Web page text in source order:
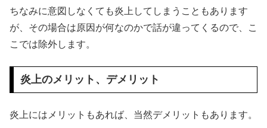
ちなみに意図しなくても炎上してしまうこともあります
が、その場合は原因が何なのかで話が違ってくるので、こ
こでは除外します。
炎上のメリット、デメリット
炎上にはメリットもあれば、当然デメリットもあります。